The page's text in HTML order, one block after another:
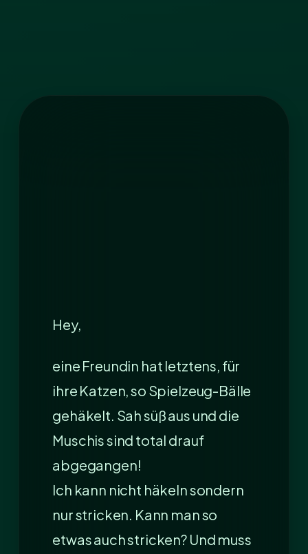
Hey,
eine Freundin hat letztens, für
ihre Katzen, so Spielzeug-Bälle
gehäkelt. Sah süß aus und die
Muschis sind total drauf
abgegangen!
Ich kann nicht häkeln sondern
nur stricken. Kann man so
etwas auch stricken? Und muss